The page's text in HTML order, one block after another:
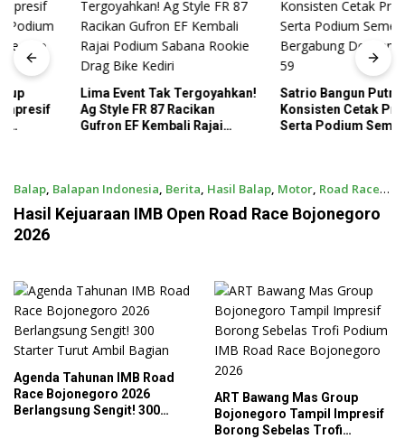
Lima Event Tak Tergoyahkan!
Ag Style FR 87 Racikan
Gufron EF Kembali Rajai
Satrio Bangun Putra Makin
Konsisten Cetak Prestasi
Serta Podium Semenjak
Balap, Balapan Indonesia, Berita, Hasil Balap, Motor, Road Race
August 4, 2026
Hasil Kejuaraan IMB Open Road Race Bojonegoro
2026
Agenda Tahunan IMB Road
Race Bojonegoro 2026
Berlangsung Sengit! 300
ART Bawang Mas Group
Bojonegoro Tampil Impresif
Borong Sebelas Trofi